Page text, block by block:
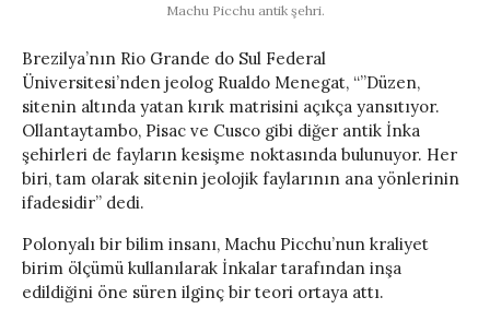
Machu Picchu antik şehri.
Brezilya’nın Rio Grande do Sul Federal
Üniversitesi’nden jeolog Rualdo Menegat, “”Düzen,
sitenin altında yatan kırık matrisini açıkça yansıtıyor.
Ollantaytambo, Pisac ve Cusco gibi diğer antik İnka
şehirleri de fayların kesişme noktasında bulunuyor. Her
biri, tam olarak sitenin jeolojik faylarının ana yönlerinin
ifadesidir” dedi.
Polonyalı bir bilim insanı, Machu Picchu’nun kraliyet
birim ölçümü kullanılarak İnkalar tarafından inşa
edildiğini öne süren ilginç bir teori ortaya attı.